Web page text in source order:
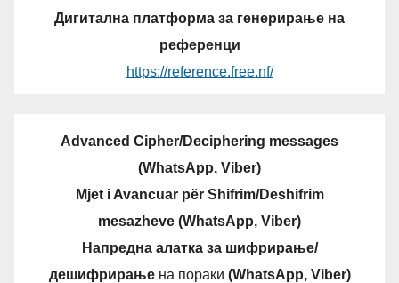
Дигитална платформа за генерирање на
референци
https://reference.free.nf/
Advanced Cipher/Deciphering messages
(WhatsApp, Viber)
Mjet i Avancuar për Shifrim/Deshifrim
mesazheve (WhatsApp, Viber)
Напредна алатка за шифрирање/
дешифрирањена пораки (WhatsApp, Viber)